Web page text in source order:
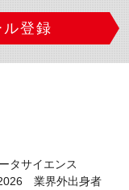
登録
タサイエンス
業界外出身者